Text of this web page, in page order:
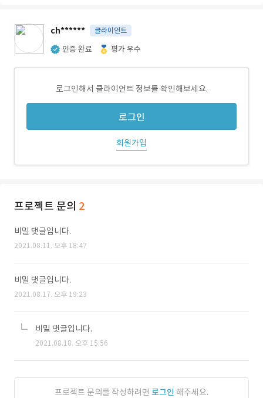
ch****** 클라이언트
인증 완료 평가 우수
로그인해서 클라이언트 정보를 확인해보세요.
로그인
회원가입
프로젝트 문의 2
비밀 댓글입니다.
2021.08.11. 오후 18:47
비밀 댓글입니다.
2021.08.17. 오후 19:23
비밀 댓글입니다.
2021.08.18. 오후 15:56
프로젝트 문의를 작성하려면 로그인 해주세요.